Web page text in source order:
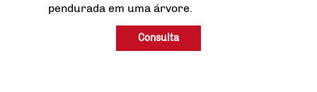
pendurada em uma árvore.
Consulta